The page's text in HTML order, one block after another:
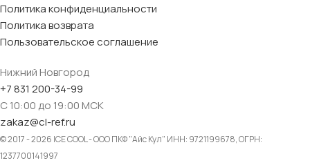
Политика конфиденциальности
Политика возврата
Пользовательское соглашение
Нижний Новгород
+7 831 200-34-99
С 10:00 до 19:00 МСК
zakaz@cl-ref.ru
© 2017 - 2026 ICE COOL - ООО ПКФ "Айс Кул" ИНН: 9721199678, ОГРН:
1237700141997